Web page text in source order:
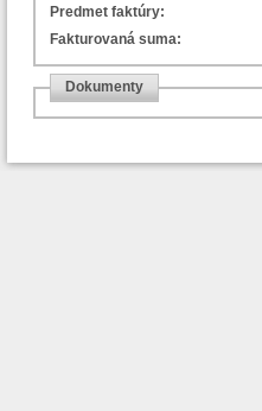
Predmet faktúry:
Fakturovaná suma:
Dokumenty